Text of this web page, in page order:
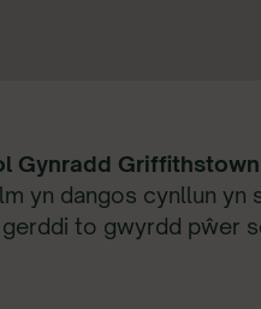
Gynradd
yn dangos cynllun yn
to gwyrdd pŵer